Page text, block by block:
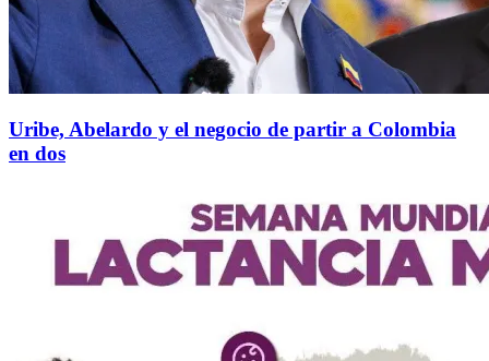
Uribe, Abelardo y el negocio de partir a Colombia
en dos